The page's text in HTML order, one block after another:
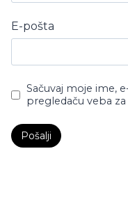
E-pošta
Sačuvaj moje ime,
pregledaču veba